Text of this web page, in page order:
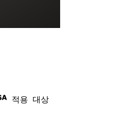
때 Oura Ring 충전 수준 표시
적용 대상